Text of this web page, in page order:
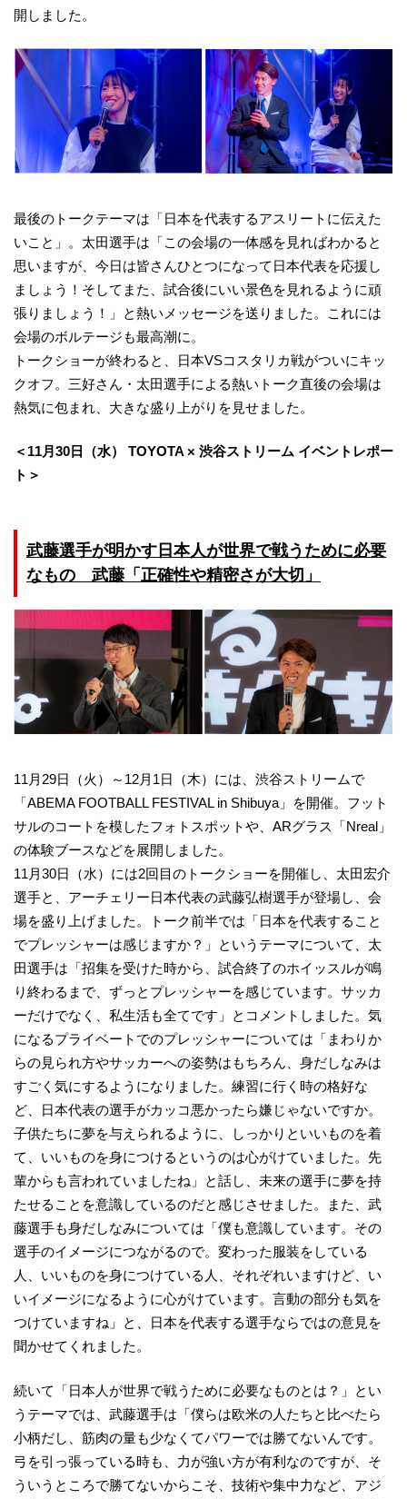
開しました。
最後のトークテーマは「日本を代表するアスリートに伝えた
いこと」。太田選手は「この会場の一体感を見ればわかると
思いますが、今日は皆さんひとつになって日本代表を応援し
ましょう！そしてまた、試合後にいい景色を見れるように頑
張りましょう！」と熱いメッセージを送りました。これには
会場のボルテージも最高潮に。
トークショーが終わると、日本VSコスタリカ戦がついにキッ
クオフ。三好さん・太田選手による熱いトーク直後の会場は
熱気に包まれ、大きな盛り上がりを見せました。
＜11月30日（水） TOYOTA × 渋谷ストリーム イベントレポー
ト＞
武藤選手が明かす日本人が世界で戦うために必要
なもの 武藤「正確性や精密さが大切」
11月29日（火）～12月1日（木）には、渋谷ストリームで
「ABEMA FOOTBALL FESTIVAL in Shibuya」を開催。フット
サルのコートを模したフォトスポットや、ARグラス「Nreal」
の体験ブースなどを展開しました。
11月30日（水）には2回目のトークショーを開催し、太田宏介
選手と、アーチェリー日本代表の武藤弘樹選手が登場し、会
場を盛り上げました。トーク前半では「日本を代表すること
でプレッシャーは感じますか？」というテーマについて、太
田選手は「招集を受けた時から、試合終了のホイッスルが鳴
り終わるまで、ずっとプレッシャーを感じています。サッカ
ーだけでなく、私生活も全てです」とコメントしました。気
になるプライベートでのプレッシャーについては「まわりか
らの見られ方やサッカーへの姿勢はもちろん、身だしなみは
すごく気にするようになりました。練習に行く時の格好な
ど、日本代表の選手がカッコ悪かったら嫌じゃないですか。
子供たちに夢を与えられるように、しっかりといいものを着
て、いいものを身につけるというのは心がけていました。先
輩からも言われていましたね」と話し、未来の選手に夢を持
たせることを意識しているのだと感じさせました。また、武
藤選手も身だしなみについては「僕も意識しています。その
選手のイメージにつながるので。変わった服装をしている
人、いいものを身につけている人、それぞれいますけど、い
いイメージになるように心がけています。言動の部分も気を
つけていますね」と、日本を代表する選手ならではの意見を
聞かせてくれました。
続いて「日本人が世界で戦うために必要なものとは？」とい
うテーマでは、武藤選手は「僕らは欧米の人たちと比べたら
小柄だし、筋肉の量も少なくてパワーでは勝てないんです。
弓を引っ張っている時も、力が強い方が有利なのですが、そ
ういうところで勝てないからこそ、技術や集中力など、アジ